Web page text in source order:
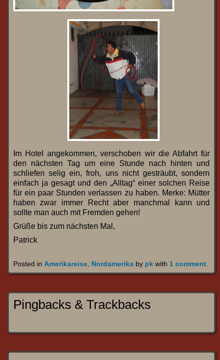
Im Hotel angekommen, verschoben wir die Abfahrt für
den nächsten Tag um eine Stunde nach hinten und
schliefen selig ein, froh, uns nicht gesträubt, sondern
einfach ja gesagt und den „Alltag“ einer solchen Reise
für ein paar Stunden verlassen zu haben. Merke: Mütter
haben zwar immer Recht aber manchmal kann und
sollte man auch mit Fremden gehen!
Grüße bis zum nächsten Mal,
Patrick
Posted in Amerikareise, Nordamerikaby pkwith 1 comment.
Pingbacks & Trackbacks